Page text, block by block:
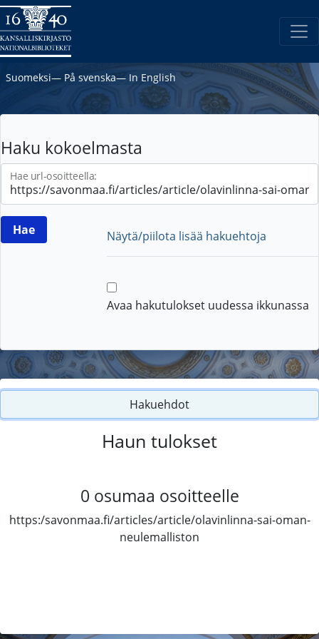
Suomeksi― På svenska― In English
Haku kokoelmasta
Hae url-osoitteella:
Näytä/piilota lisää hakuehtoja
Avaa hakutulokset uudessa ikkunassa
Hakuehdot
Haun tulokset
0 osumaa osoitteelle
https:/savonmaa.fi/articles/article/olavinlinna-sai-oman-
neulemalliston